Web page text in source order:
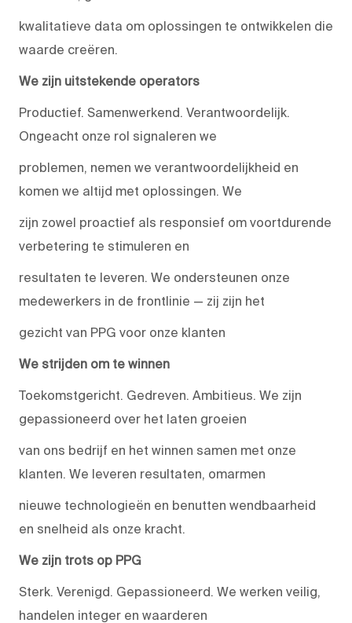
kwalitatieve data om oplossingen te ontwikkelen die
waarde creëren.
We zijn uitstekende operators
Productief. Samenwerkend. Verantwoordelijk.
Ongeacht onze rol signaleren we
problemen, nemen we verantwoordelijkheid en
komen we altijd met oplossingen. We
zijn zowel proactief als responsief om voortdurende
verbetering te stimuleren en
resultaten te leveren. We ondersteunen onze
medewerkers in de frontlinie — zij zijn het
gezicht van PPG voor onze klanten
We strijden om te winnen
Toekomstgericht. Gedreven. Ambitieus. We zijn
gepassioneerd over het laten groeien
van ons bedrijf en het winnen samen met onze
klanten. We leveren resultaten, omarmen
nieuwe technologieën en benutten wendbaarheid
en snelheid als onze kracht.
We zijn trots op PPG
Sterk. Verenigd. Gepassioneerd. We werken veilig,
handelen integer en waarderen